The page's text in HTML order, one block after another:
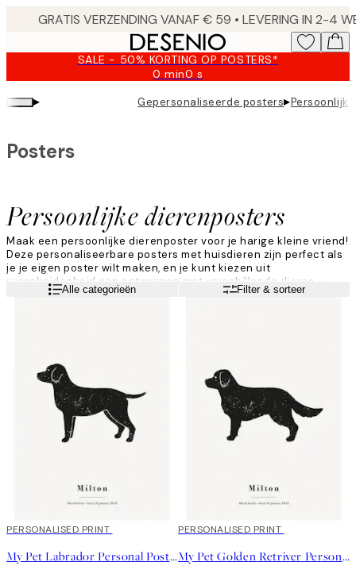
SALE - 50% KORTING OP POSTERS*
0 min0 s
Geldig
tot:
2026-
▸ Gepersonaliseerde posters▸
Persoonlijke dierenposters
Posters
Maak een persoonlijke dierenposter voor je harige kleine vriend!
Deze personaliseerbare posters met huisdieren zijn perfect als
je je eigen poster wilt maken, en je kunt kiezen uit
verscheidenheid aan ontwerpen met verschillende dieren -
waardoor je een ontwerp kunt vinden dat bij je huisdier past.
Lees meerAlle categorieën Filter & sorteer
20%*
PERSONALISED PRINT
My Pet Labrador Personal Poster
20%*
PERSONALISED PRINT
My Pet Golden Retriver Personal Poster